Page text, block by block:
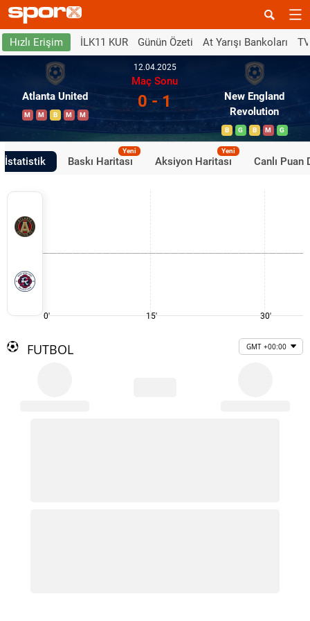
Hızlı Erişim İLK11 KUR Günün Özeti At Yarışı Bankoları
Atlanta United
M M B M M
12.04.2025
Maç Sonu
0 - 1
New England
Revolution
B G B M G
İstatistik Baskı Haritası
Yeni
Aksiyon Haritası
Yeni
Canlı Puan
0' 15' 30'
FUTBOL GMT +00:00